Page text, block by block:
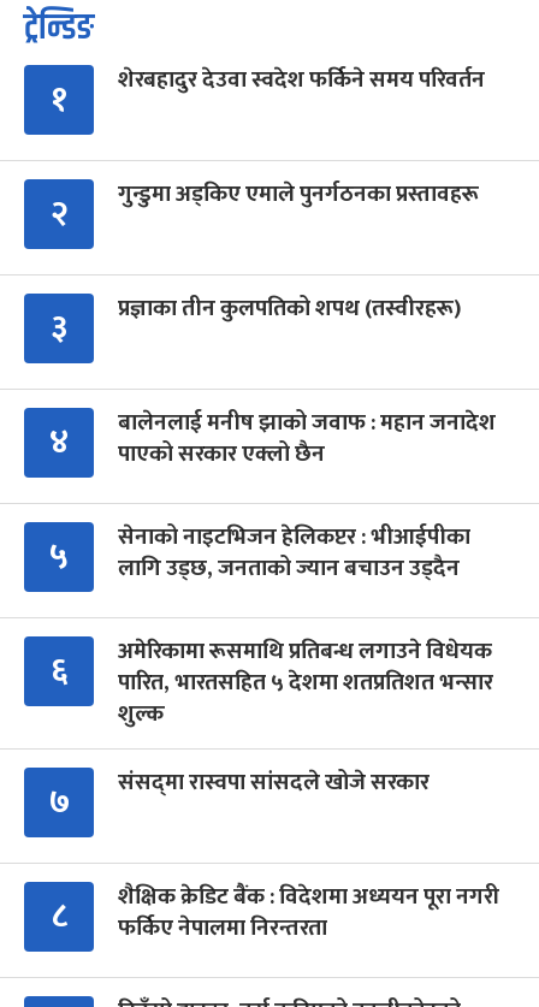
ट्रेन्डिङ
१ शेरबहादुर देउवा स्वदेश फर्किने समय परिवर्तन
२ गुन्डुमा अड्किए एमाले पुनर्गठनका प्रस्तावहरू
३ प्रज्ञाका तीन कुलपतिको शपथ (तस्वीरहरू)
४
बालेनलाई मनीष झाको जवाफ : महान जनादेश
पाएको सरकार एक्लो छैन
५
सेनाको नाइटभिजन हेलिकप्टर : भीआईपीका
लागि उड्छ, जनताको ज्यान बचाउन उड्दैन
६
अमेरिकामा रूसमाथि प्रतिबन्ध लगाउने विधेयक
पारित, भारतसहित ५ देशमा शतप्रतिशत भन्सार
शुल्क
७ संसद्‍मा रास्वपा सांसदले खोजे सरकार
८
शैक्षिक क्रेडिट बैंक : विदेशमा अध्ययन पूरा नगरी
फर्किए नेपालमा निरन्तरता